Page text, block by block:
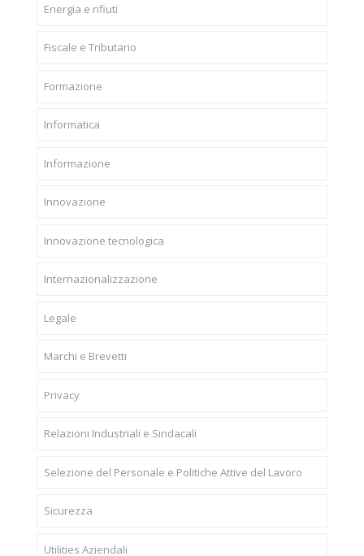
Energia e rifiuti
Fiscale e Tributario
Formazione
Informatica
Informazione
Innovazione
Innovazione tecnologica
Internazionalizzazione
Legale
Marchi e Brevetti
Privacy
Relazioni Industriali e Sindacali
Selezione del Personale e Politiche Attive del Lavoro
Sicurezza
Utilities Aziendali